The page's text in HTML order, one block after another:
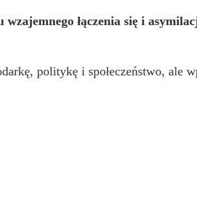
wzajemnego łączenia się i
politykę i społeczeństwo, ale